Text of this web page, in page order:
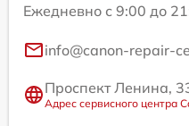
Ежедневно с 9:00 до
info@canon-repair-
Проспект Ленина,
Адрес сервисного центра